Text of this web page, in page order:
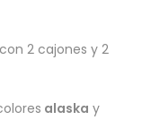
2 cajones y 2
alaska y